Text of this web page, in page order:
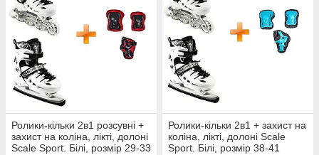
Ролики-кільки 2в1 розсувні +
захист на коліна, лікті, долоні
Scale Sport. Білі, розмір 29-33
Ролики-кільки 2в1 + захист на
коліна, лікті, долоні Scale
Sport. Білі, розмір 38-41